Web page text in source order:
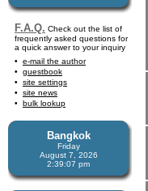
F.A.Q. Check out the list of
frequently asked questions for
a quick answer to your inquiry
e-mail the author
guestbook
site settings
site news
bulk lookup
Bangkok
Friday
August 7, 2026
2:39:07 pm